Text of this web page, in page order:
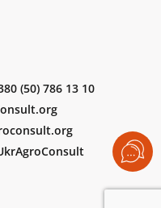
(50) 786 13 10